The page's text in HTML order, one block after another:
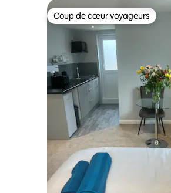
Coup de cœur voyageurs
Coup de cœur voyageurs